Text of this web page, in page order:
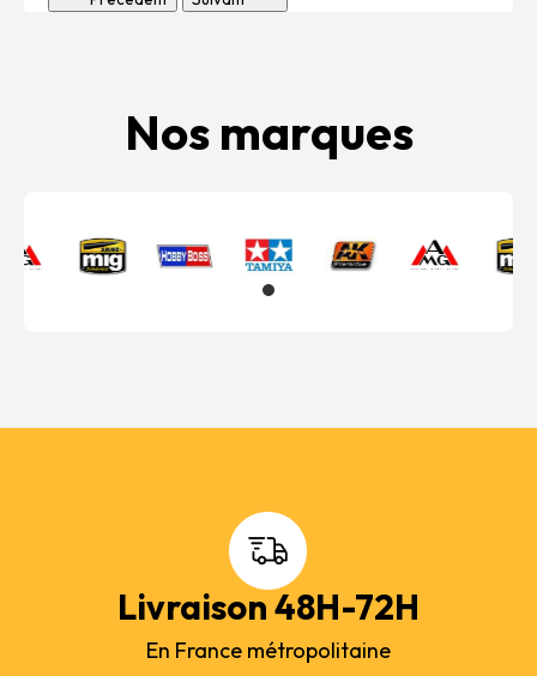
Nos marques
Livraison 48H-72H
En France métropolitaine